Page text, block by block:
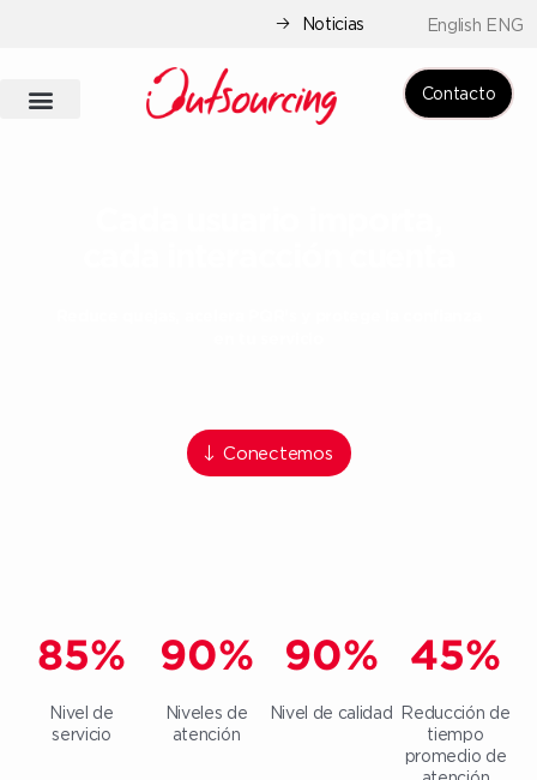
Noticias English ENG
Contacto
Conectemos
85%
Nivel de
servicio
90%
Niveles de
atención
90%
Nivel de calidad
45%
Reducción de
tiempo
promedio de